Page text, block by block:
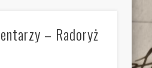
– Radoryż